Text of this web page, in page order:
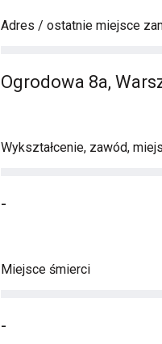
Adres / ostatnie miejsce
Ogrodowa 8a,
Wykształcenie, zawód,
-
Miejsce śmierci
-